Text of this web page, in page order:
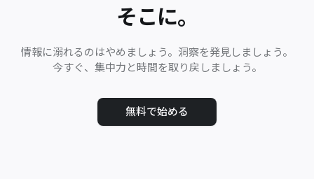
そこに。
情報に溺れるのはやめましょう。洞察を発見しましょう。
今すぐ、集中力と時間を取り戻しましょう。
無料で始める